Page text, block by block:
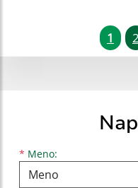
1 2
* Meno:
Meno
Priezvisko
E-mailová adresa